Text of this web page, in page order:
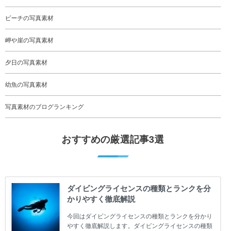
ビーチの写真素材
岬や崖の写真素材
夕日の写真素材
幼魚の写真素材
写真素材のブログランキング
おすすめの厳選記事3選
ダイビングライセンスの種類とランクを分
かりやすく徹底解説
今回はダイビングライセンスの種類とランクを分かり
やすく徹底解説します。ダイビングライセンスの種類